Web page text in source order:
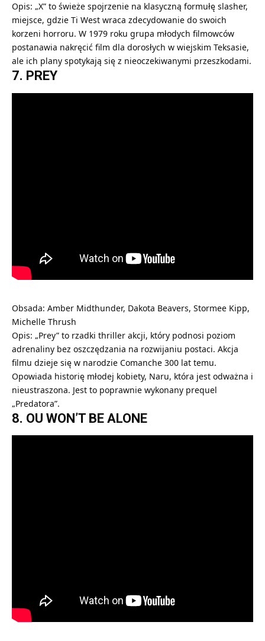
Opis: „X” to świeże spojrzenie na klasyczną formułę slasher,
miejsce, gdzie Ti West wraca zdecydowanie do swoich
korzeni horroru. W 1979 roku grupa młodych filmowców
postanawia nakręcić film dla dorosłych w wiejskim Teksasie,
ale ich plany spotykają się z nieoczekiwanymi przeszkodami.
7. PREY
Obsada: Amber Midthunder, Dakota Beavers, Stormee Kipp,
Michelle Thrush
Opis: „Prey” to rzadki thriller akcji, który podnosi poziom
adrenaliny bez oszczędzania na rozwijaniu postaci. Akcja
filmu dzieje się w narodzie Comanche 300 lat temu.
Opowiada historię młodej kobiety, Naru, która jest odważna i
nieustraszona. Jest to poprawnie wykonany prequel
„Predatora”.
8. OU WON’T BE ALONE